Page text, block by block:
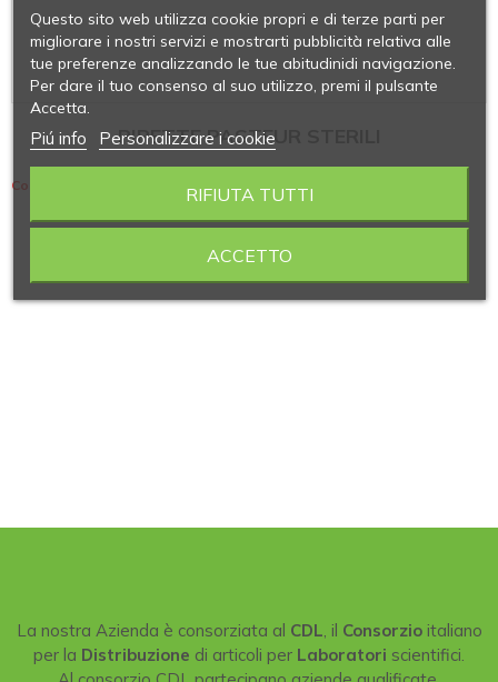
PIPETTE PASTEUR STERILI
Contiene 4 articoli
La nostra Azienda è consorziata al CDL , il Consorzioitaliano
per la Distribuzione di articoli per Laboratori scientifici.
Questo sito web utilizza cookie propri e di terze parti per
migliorare i nostri servizi e mostrarti pubblicità relativa alle
tue preferenze analizzando le tue abitudinidi navigazione.
Per dare il tuo consenso al suo utilizzo, premi il pulsante
Accetta.
Piú info Personalizzare i cookie
RIFIUTA TUTTI
ACCETTO